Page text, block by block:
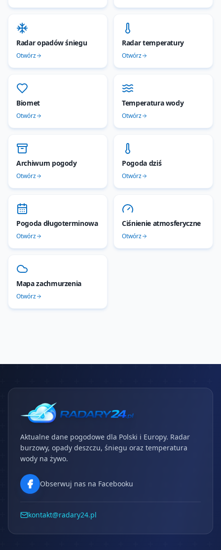
Radar opadów śniegu
Otwórz
Radar temperatury
Otwórz
Biomet
Otwórz
Temperatura wody
Otwórz
Archiwum pogody
Otwórz
Pogoda dziś
Otwórz
Pogoda długoterminowa
Otwórz
Ciśnienie atmosferyczne
Otwórz
Mapa zachmurzenia
Otwórz
Aktualne dane pogodowe dla Polski i Europy. Radar
burzowy, opady deszczu, śniegu oraz temperatura
wody na żywo.
Obserwuj nas na Facebooku
kontakt@radary24.pl